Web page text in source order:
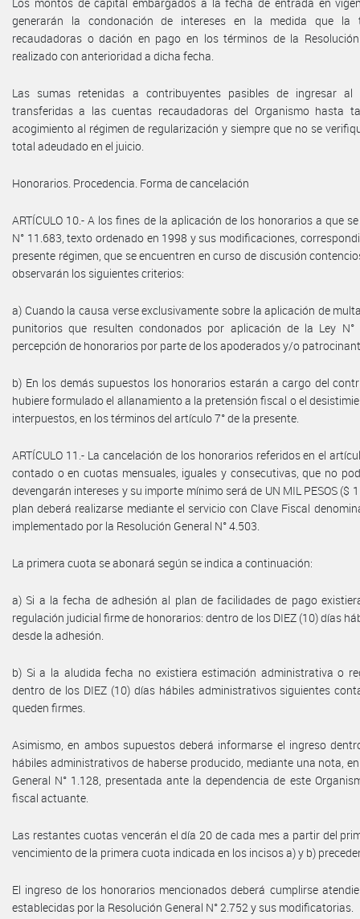
generarán la condonación de intereses en la medida que la
recaudadoras o dación en pago en los términos de la
realizado con anterioridad a dicha fecha.
Las sumas retenidas a contribuyentes pasibles de ingresar al
transferidas a las cuentas recaudadoras del Organismo hasta
acogimiento al régimen de regularización y siempre que no se
total adeudado en el juicio.
Honorarios. Procedencia. Forma de cancelación
ARTÍCULO 10.- A los fines de la aplicación de los honorarios a que
N° 11.683, texto ordenado en 1998 y sus modificaciones,
presente régimen, que se encuentren en curso de discusión
observarán los siguientes criterios:
a) Cuando la causa verse exclusivamente sobre la aplicación de
punitorios que resulten condonados por aplicación de la Ley
percepción de honorarios por parte de los apoderados y/o
b) En los demás supuestos los honorarios estarán a cargo del
hubiere formulado el allanamiento a la pretensión fiscal o el
interpuestos, en los términos del artículo 7° de la presente.
ARTÍCULO 11.- La cancelación de los honorarios referidos en el
contado o en cuotas mensuales, iguales y consecutivas, que no
devengarán intereses y su importe mínimo será de UN MIL PESOS ($
plan deberá realizarse mediante el servicio con Clave Fiscal
implementado por la Resolución General N° 4.503.
La primera cuota se abonará según se indica a continuación:
a) Si a la fecha de adhesión al plan de facilidades de pago
regulación judicial firme de honorarios: dentro de los DIEZ (10) días
desde la adhesión.
b) Si a la aludida fecha no existiera estimación administrativa o
dentro de los DIEZ (10) días hábiles administrativos siguientes
queden firmes.
Asimismo, en ambos supuestos deberá informarse el ingreso
hábiles administrativos de haberse producido, mediante una nota,
General N° 1.128, presentada ante la dependencia de este
fiscal actuante.
Las restantes cuotas vencerán el día 20 de cada mes a partir del
vencimiento de la primera cuota indicada en los incisos a) y b)
El ingreso de los honorarios mencionados deberá cumplirse
establecidas por la Resolución General N° 2.752 y sus modificatorias.